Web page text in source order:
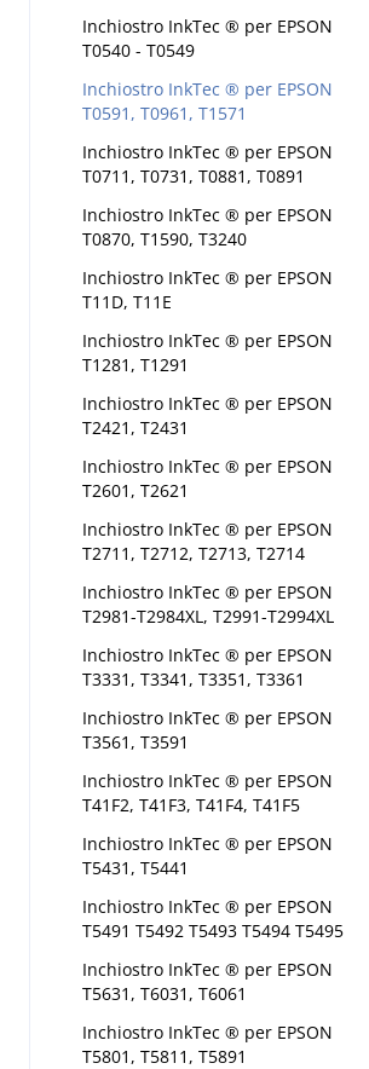
Inchiostro InkTec ® per EPSON
T0540 - T0549
Inchiostro InkTec ® per EPSON
T0591, T0961, T1571
Inchiostro InkTec ® per EPSON
T0711, T0731, T0881, T0891
Inchiostro InkTec ® per EPSON
T0870, T1590, T3240
Inchiostro InkTec ® per EPSON
T11D, T11E
Inchiostro InkTec ® per EPSON
T1281, T1291
Inchiostro InkTec ® per EPSON
T2421, T2431
Inchiostro InkTec ® per EPSON
T2601, T2621
Inchiostro InkTec ® per EPSON
T2711, T2712, T2713, T2714
Inchiostro InkTec ® per EPSON
T2981-T2984XL, T2991-T2994XL
Inchiostro InkTec ® per EPSON
T3331, T3341, T3351, T3361
Inchiostro InkTec ® per EPSON
T3561, T3591
Inchiostro InkTec ® per EPSON
T41F2, T41F3, T41F4, T41F5
Inchiostro InkTec ® per EPSON
T5431, T5441
Inchiostro InkTec ® per EPSON
T5491 T5492 T5493 T5494 T5495
Inchiostro InkTec ® per EPSON
T5631, T6031, T6061
Inchiostro InkTec ® per EPSON
T5801, T5811, T5891